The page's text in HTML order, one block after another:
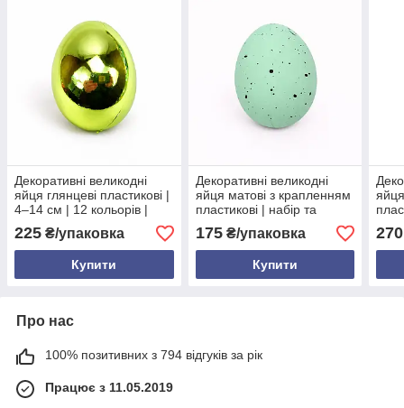
Декоративні великодні
яйця глянцеві пластикові |
4–14 см | 12 кольорів |
набори та поштучно
225 ₴/упаковка
Купити
Декоративні великодні
яйця матові з крапленням
пластикові | набір та
поштучно | 4–20 см | різні
кольори
175₴/упаковка
Купити
см |
270
Про нас
100% позитивних з 794 відгуків за рік
Працює з 11.05.2019